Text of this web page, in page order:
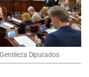
Diputados